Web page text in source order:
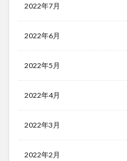
2022年7月
2022年6月
2022年5月
2022年4月
2022年3月
2022年2月